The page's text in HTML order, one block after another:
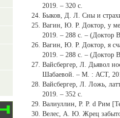
2019. – 320 с.
Быков, Д. Л. Сны и
Вагин, Ю. Р. Доктор, у
2019. – 288 с. – (Доктор
Вагин, Ю. Р. Доктор, я
2019. – 288 с. – (Доктор
Вайсбергер, Л. Дьявол
Шабаевой. – М. : АСТ,
Вайсбергер, Л. Ложь,
2019. – 352 с.
Валиуллин, Р. Р. d Рим
Велес, А. Ю. Жрец